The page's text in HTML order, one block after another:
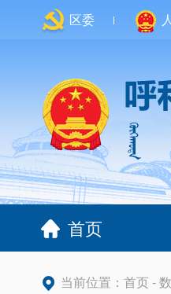
区委
首页
当前位置： 首页-